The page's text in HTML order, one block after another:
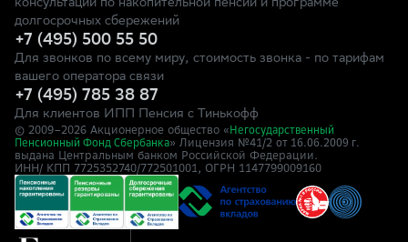
консультации по накопительной пенсии и программе
долгосрочных сбережений
+7 (495) 500 55 50
Для звонков по всему миру, стоимость звонка - по тарифам
вашего оператора связи
+7 (495) 785 38 87
Для клиентов ИПП Пенсия с Тинькофф
© 2009–2026 Акционерное общество « Негосударственный
Пенсионный Фонд Сбербанка» Лицензия №41/2 от 16.06.2009 г.
выдана Центральным банком Российской Федерации.
ИНН/ КПП 7725352740/772501001, ОГРН 1147799009160